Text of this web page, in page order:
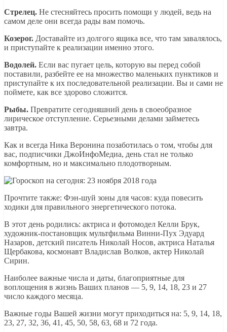
Стрелец. Не стесняйтесь просить помощи у людей, ведь на
самом деле они всегда рады вам помочь.
Козерог. Доставайте из долгого ящика все, что там завалялось,
и приступайте к реализации именно этого.
Водолей. Если вас пугает цель, которую вы перед собой
поставили, разбейте ее на множество маленьких пунктиков и
приступайте к их последовательной реализации. Вы и сами не
поймете, как все здорово сложится.
Рыбы. Превратите сегодняшний день в своеобразное
лирическое отступление. Серьезными делами займетесь
завтра.
Как и всегда Ника Веронина позаботилась о том, чтобы для
вас, подписчики ДжоИнфоМедиа, день стал не только
комфортным, но и максимально плодотворным.
Прочтите также: Фэн-шуй зоны для часов: куда повесить
ходики для правильного энергетического потока.
В этот день родились: актриса и фотомодел Келли Брук,
художник-постановщик мультфильма Винни-Пух Эдуард
Назаров, детский писатель Николай Носов, актриса Наталья
Щербакова, космонавт Владислав Волков, актер Николай
Сирин.
Наиболее важные числа и даты, благоприятные для
воплощения в жизнь Ваших планов — 5, 9, 14, 18, 23 и 27
число каждого месяца.
Важные годы Вашей жизни могут приходиться на: 5, 9, 14, 18,
23, 27, 32, 36, 41, 45, 50, 58, 63, 68 и 72 года.